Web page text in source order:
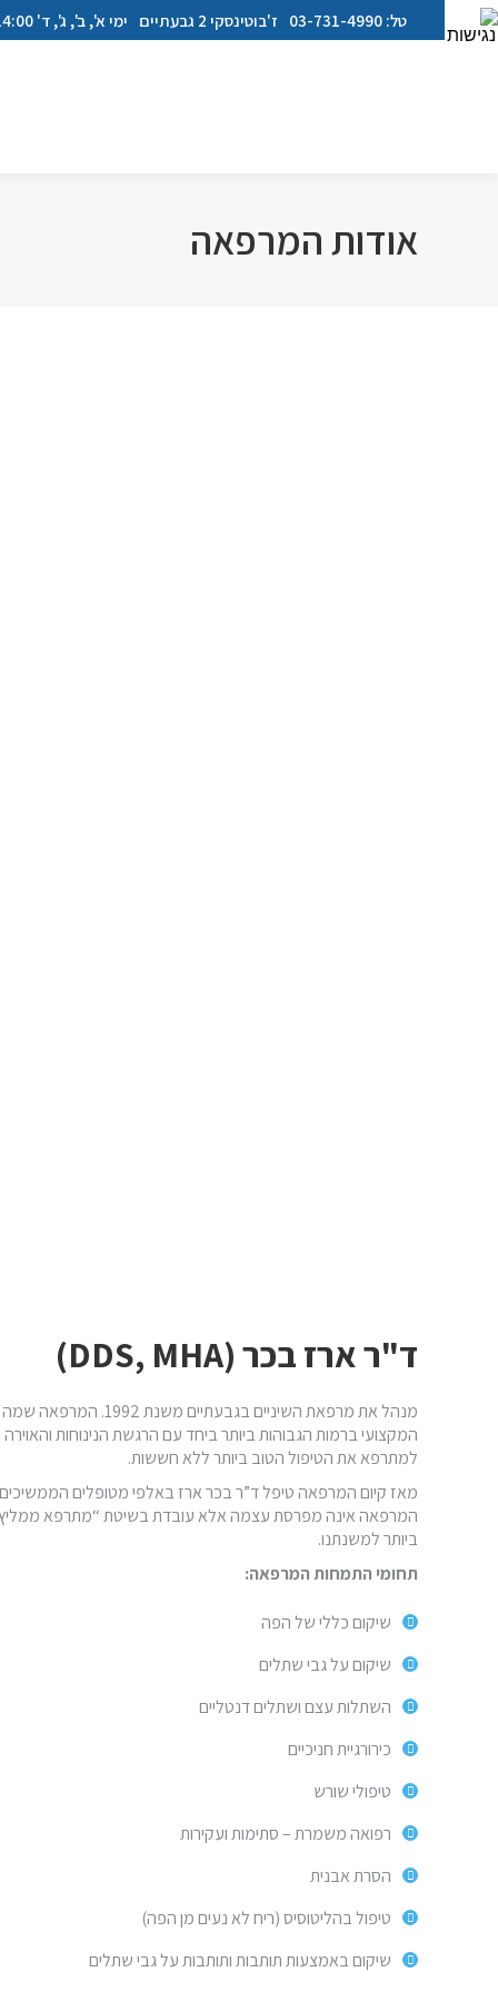
‏טל: 03-731-4990‏ ז'בוטינסקי 2 גבעתיים ימי א', ב', ג', ד' 14:00- 20:00 ימי ה', ו' 08:00 - 14:00
אודות המרפאה
ד"ר ארז בכר (DDS, MHA)
מנהל את מרפאת השיניים
המקצועי ברמות הגבוהות ביותר ביחד עם הרגשת הנינוחות
למתרפא את הטיפול הטוב ביותר ללא חששות.
מאז קיום המרפאה טיפל ד”ר בכר ארז באלפי מטופלים הממשיכים
המרפאה אינה מפרסת עצמה אלא עובדת בשיטת “מתרפא
ביותר למשנתנו.
תחומי התמחות המרפאה:
שיקום כללי של הפה
שיקום על גבי שתלים
השתלות עצם ושתלים דנטליים
כירורגיית חניכיים
טיפולי שורש
רפואה משמרת – סתימות ועקירות
הסרת אבנית
טיפול בהליטוסיס (ריח לא נעים מן הפה)
שיקום באמצעות תותבות ותותבות על גבי שתלים